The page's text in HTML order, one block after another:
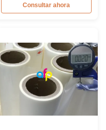
comercial de marca
Consultar ahora